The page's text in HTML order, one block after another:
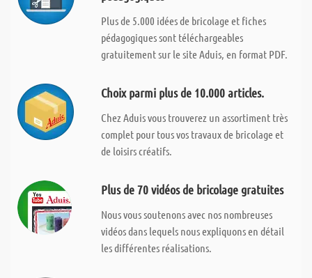
Plus de 5.000 idées de bricolage et fiches
pédagogiques sont téléchargeables
gratuitement sur le site Aduis, en format PDF.
Choix parmi plus de 10.000 articles.
Chez Aduis vous trouverez un assortiment très
complet pour tous vos travaux de bricolage et
de loisirs créatifs.
Plus de 70 vidéos de bricolage gratuites
Nous vous soutenons avec nos nombreuses
vidéos dans lequels nous expliquons en détail
les différentes réalisations.